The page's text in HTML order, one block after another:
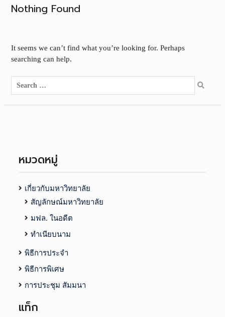
Nothing Found
It seems we can’t find what you’re looking for. Perhaps
searching can help.
Search
for:
หมวดหมู่
เกี่ยวกับมหาวิทยาลัย
สัญลักษณ์มหาวิทยาลัย
มฟล. ในอดีต
ทำเนียบนาม
พิธีการประจำ
พิธีการพิเศษ
การประชุม สัมมนา
แท็ก